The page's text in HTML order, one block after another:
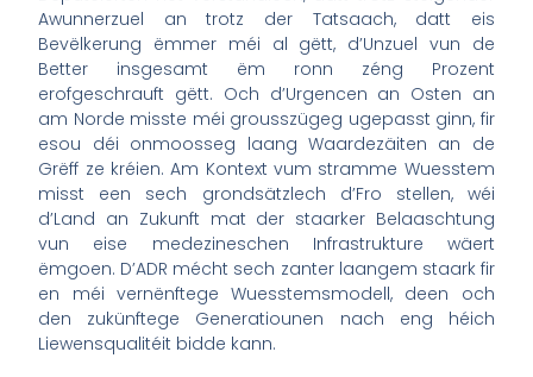
Awunnerzuel an trotz der Tatsaach, datt eis
Bevëlkerung ëmmer méi al gëtt, d’Unzuel vun de
Better insgesamt ëm ronn zéng Prozent
erofgeschrauft gëtt. Och d’Urgencen an Osten an
am Norde misste méi grousszügeg ugepasst ginn, fir
esou déi onmoosseg laang Waardezäiten an de
Grëff ze kréien. Am Kontext vum stramme Wuesstem
misst een sech grondsätzlech d’Fro stellen, wéi
d’Land an Zukunft mat der staarker Belaaschtung
vun eise medezineschen Infrastrukture wäert
ëmgoen. D’ADR mécht sech zanter laangem staark fir
en méi vernënftege Wuesstemsmodell, deen och
den zukünftege Generatiounen nach eng héich
Liewensqualitéit bidde kann.